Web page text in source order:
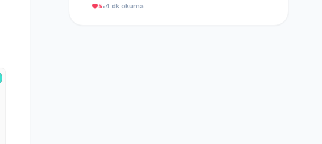
5•4 dk okuma